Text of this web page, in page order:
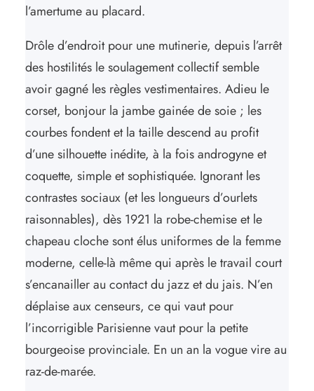
l’amertume au placard.
Drôle d’endroit pour une mutinerie, depuis l’arrêt
des hostilités le soulagement collectif semble
avoir gagné les règles vestimentaires. Adieu le
corset, bonjour la jambe gainée de soie ; les
courbes fondent et la taille descend au profit
d’une silhouette inédite, à la fois androgyne et
coquette, simple et sophistiquée. Ignorant les
contrastes sociaux (et les longueurs d’ourlets
raisonnables), dès 1921 la robe-chemise et le
chapeau cloche sont élus uniformes de la femme
moderne, celle-là même qui après le travail court
s’encanailler au contact du jazz et du jais. N’en
déplaise aux censeurs, ce qui vaut pour
l’incorrigible Parisienne vaut pour la petite
bourgeoise provinciale. En un an la vogue vire au
raz-de-marée.